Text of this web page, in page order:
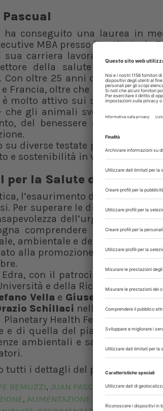
Pascual
ha conseguito una laurea in
MBA presso l’Instituto de
carriera lavorando in
della salute animale,
Con oltre 25 anni di esperienza
Francia, oltre che in Spagna e
è molto attivo sui social media,
che gli animali svolgono nella
del benessere degli
su diverse testate professionali
e sostenibilità in vari forum
per la Salute del Pianeta
l’esaurimento delle risorse
Per superare le difficoltà che
dell’urgente
comprendere e
ambientale e della comunità.
alla promozione della
con il patrocinio del
e della Ricerca, il
Vella e Giuseppe Remuzzi
Schillaci nella giornata di
Planetary Health Festival è
e di quella del pianeta, in una
ambientali e sanitarie. In
tutti i dettagli del programma.
REMUZZI, JUAN PASCUAL,ORAZIO
, ALIMENTAZIONE ANIMALE